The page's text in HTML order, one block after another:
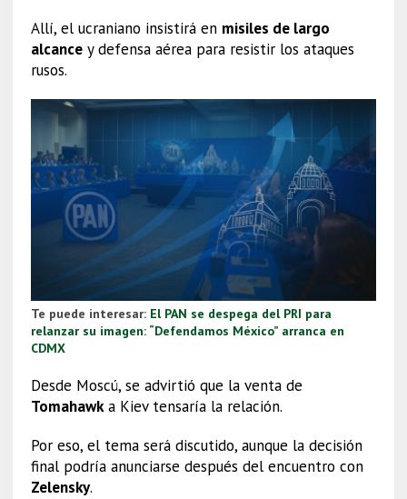
Allí, el ucraniano insistirá en misiles de largo
alcancey defensa aérea para resistir los ataques
rusos.
Te puede interesar: El PAN se despega del PRI para
relanzar su imagen: “Defendamos México” arranca en
CDMX
Desde Moscú, se advirtió que la venta de
Tomahawka Kiev tensaría la relación.
Por eso, el tema será discutido, aunque la decisión
final podría anunciarse después del encuentro con
Zelensky.